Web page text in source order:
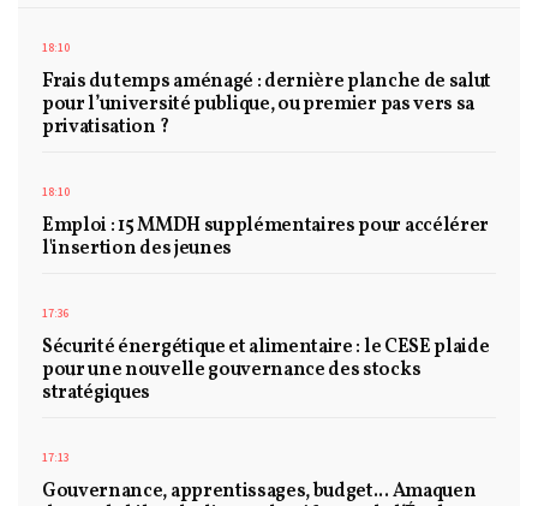
18:10
Frais du temps aménagé : dernière planche de salut
pour l’université publique, ou premier pas vers sa
privatisation ?
18:10
Emploi : 15 MMDH supplémentaires pour accélérer
l'insertion des jeunes
17:36
Sécurité énergétique et alimentaire : le CESE plaide
pour une nouvelle gouvernance des stocks
stratégiques
17:13
Gouvernance, apprentissages, budget... Amaquen